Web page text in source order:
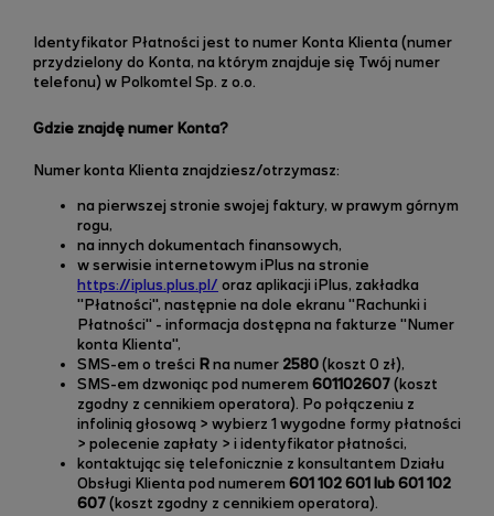
Identyfikator Płatności jest to numer Konta Klienta (numer
przydzielony do Konta, na którym znajduje się Twój numer
telefonu) w Polkomtel Sp. z o.o.
Gdzie znajdę numer Konta?
Numer konta Klienta znajdziesz/otrzymasz:
na pierwszej stronie swojej faktury, w prawym górnym
rogu,
na innych dokumentach finansowych,
w serwisie internetowym iPlus na stronie
https://iplus.plus.pl/ oraz aplikacji iPlus, zakładka
"Płatności", następnie na dole ekranu "Rachunki i
Płatności" - informacja dostępna na fakturze "Numer
konta Klienta",
SMS-em o treści Rna numer 2580(koszt 0 zł),
SMS-em dzwoniąc pod numerem 601102607(koszt
zgodny z cennikiem operatora). Po połączeniu z
infolinią głosową > wybierz 1 wygodne formy płatności
> polecenie zapłaty > i identyfikator płatności,
kontaktując się telefonicznie z konsultantem Działu
Obsługi Klienta pod numerem 601 102 601 lub 601 102
607(koszt zgodny z cennikiem operatora).